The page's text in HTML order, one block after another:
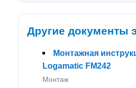
Другие документы
Монтажная
Logamatic FM242
Монтаж